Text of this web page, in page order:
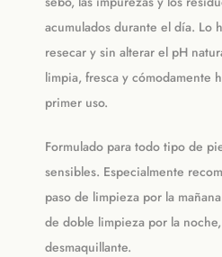
acumulados durante el día. Lo
resecar y sin alterar el pH
limpia, fresca y cómodamente
primer uso.
Formulado para todo tipo de
sensibles. Especialmente
paso de limpieza por la
de doble limpieza por la
desmaquillante.